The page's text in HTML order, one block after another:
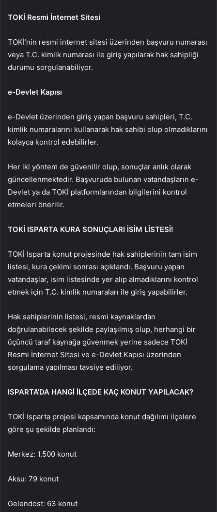
TOKİ Resmi İnternet Sitesi
TOKİ’nin resmi internet sitesi üzerinden başvuru numarası
veya T.C. kimlik numarası ile giriş yapılarak hak sahipliği
durumu sorgulanabiliyor.
e-Devlet Kapısı
e-Devlet üzerinden giriş yapan başvuru sahipleri, T.C.
kimlik numaralarını kullanarak hak sahibi olup olmadıklarını
kolayca kontrol edebilirler.
Her iki yöntem de güvenilir olup, sonuçlar anlık olarak
güncellenmektedir. Başvuruda bulunan vatandaşların e-
Devlet ya da TOKİ platformlarından bilgilerini kontrol
etmeleri önerilir.
TOKİ ISPARTA KURA SONUÇLARI İSİM LİSTESİ!
TOKİ Isparta konut projesinde hak sahiplerinin tam isim
listesi, kura çekimi sonrası açıklandı. Başvuru yapan
vatandaşlar, isim listesinde yer alıp almadıklarını kontrol
etmek için T.C. kimlik numaraları ile giriş yapabilirler.
Hak sahiplerinin listesi, resmi kaynaklardan
doğrulanabilecek şekilde paylaşılmış olup, herhangi bir
üçüncü taraf kaynağa güvenmek yerine sadece TOKİ
Resmi İnternet Sitesi ve e-Devlet Kapısı üzerinden
sorgulama yapılması tavsiye ediliyor.
ISPARTA’DA HANGİ İLÇEDE KAÇ KONUT YAPILACAK?
TOKİ Isparta projesi kapsamında konut dağılımı ilçelere
göre şu şekilde planlandı:
Merkez: 1.500 konut
Aksu: 79 konut
Gelendost: 63 konut